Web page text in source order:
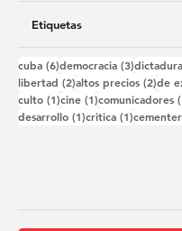
Etiquetas
cuba (6)6 entradas
democracia (3)3
dictadura
libertad (2)2 entradas
altos precios (2)2
de
culto (1)1 entrada
cine (1)1 entrada
comunicadores
desarrollo (1)1 entrada
critica (1)1 entrada